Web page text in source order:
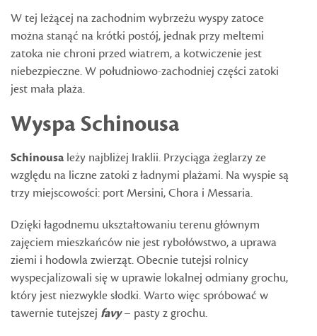
W tej leżącej na zachodnim wybrzeżu wyspy zatoce
można stanąć na krótki postój, jednak przy meltemi
zatoka nie chroni przed wiatrem, a kotwiczenie jest
niebezpieczne. W południowo-zachodniej części zatoki
jest mała plaża.
WyspaSchinousa
Schinousa leży najbliżej Iraklii. Przyciąga żeglarzy ze
względu na liczne zatoki z ładnymi plażami. Na wyspie są
trzy miejscowości: port Mersini, Chora i Messaria.
Dzięki łagodnemu ukształtowaniu terenu głównym
zajęciem mieszkańców nie jest rybołówstwo, a uprawa
ziemi i hodowla zwierząt. Obecnie tutejsi rolnicy
wyspecjalizowali się w uprawie lokalnej odmiany grochu,
który jest niezwykle słodki. Warto więc spróbować w
tawernie tutejszej favy– pasty z grochu.